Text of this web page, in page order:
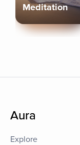
Meditation
Aura
Explore